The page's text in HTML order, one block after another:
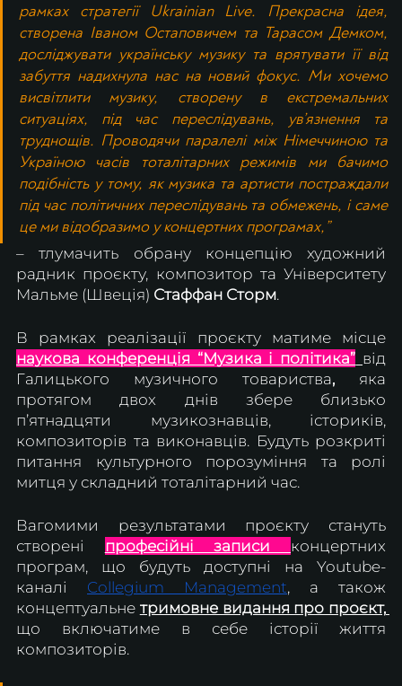
рамках стратегії Ukrainian Live. Прекрасна ідея,
створена Іваном Остаповичем та Тарасом Демком,
досліджувати українську музику та врятувати її від
забуття надихнула нас на новий фокус. Ми хочемо
висвітлити музику, створену в екстремальних
ситуаціях, під час переслідувань, ув’язнення та
труднощів. Проводячи паралелі між Німеччиною та
Україною часів тоталітарних режимів ми бачимо
подібність у тому, як музика та артисти постраждали
під час політичних переслідувань та обмежень, і саме
це ми відобразимо у концертних програмах,”
–
тлумачить обрану концепцію художний
радник проєкту, композитор та Університету
Мальме (Швеція) Стаффан Сторм.
наукова конференція “Музика і політика” від
Галицького музичного товариства, яка
протягом двох днів збере близько
п’ятнадцяти музикознавців, істориків,
композиторів та виконавців. Будуть розкриті
питання культурного порозуміння та ролі
митця у складний тоталітарний час.
Вагомими результатами проєкту стануть
створені професійні записи концертних
програм, що будуть доступні на Youtube-
каналі Collegium Management, а також
концептуальне
що включатиме в себе історії життя
композиторів.